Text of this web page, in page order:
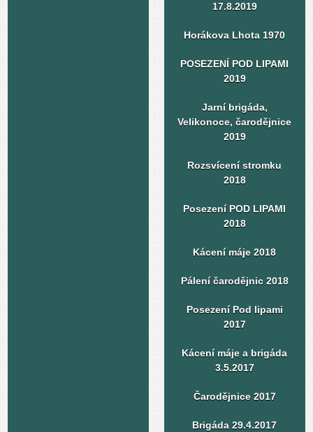
17.8.2019
Horákova Lhota 1970
POSEZENÍ POD LIPAMI
2019
Jarní brigáda,
Velikonoce, čarodějnice
2019
Rozsvícení stromku
2018
Posezení POD LIPAMI
2018
Kácení máje 2018
Pálení čarodějnic 2018
Posezení Pod lipami
2017
Kácení máje a brigáda
3.5.2017
Čarodějnice 2017
Brigáda 29.4.2017